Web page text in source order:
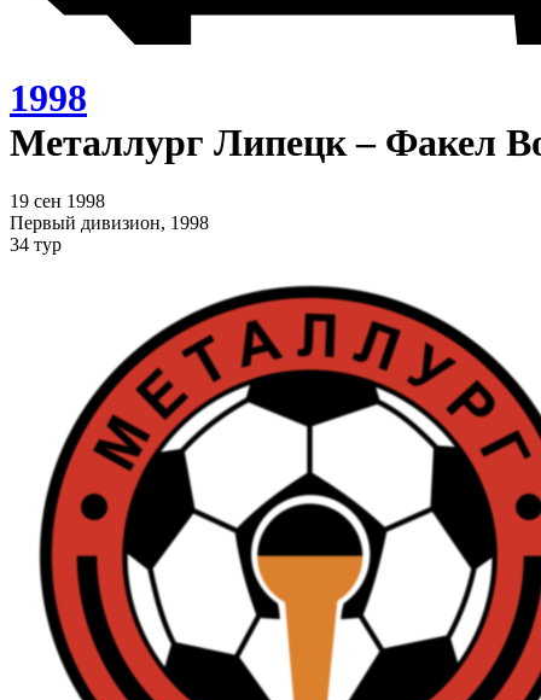
1998
Металлург Липецк – Факел
19 сен 1998
Первый дивизион, 1998
34 тур